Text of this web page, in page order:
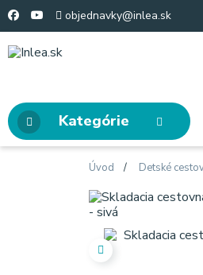
objednavky@inlea.sk
Kategórie
Úvod Detské